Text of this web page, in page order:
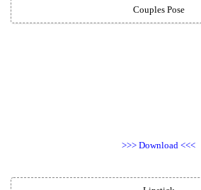
Couples Pose
>>> Download <<<